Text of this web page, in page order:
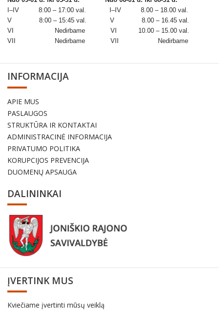
I–IV 8:00 – 17:00 val. I–IV 8.00 – 18.00 val.
V 8:00 – 15:45 val. V 8.00 – 16.45 val.
VI Nedirbame VI 10.00 – 15.00 val.
VII Nedirbame VII Nedirbame
INFORMACIJA
APIE MUS
PASLAUGOS
STRUKTŪRA IR KONTAKTAI
ADMINISTRACINĖ INFORMACIJA
PRIVATUMO POLITIKA
KORUPCIJOS PREVENCIJA
DUOMENŲ APSAUGA
DALININKAI
ĮVERTINK MUS
Kviečiame įvertinti mūsų veiklą